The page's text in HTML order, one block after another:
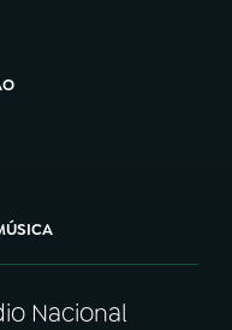
Nacional